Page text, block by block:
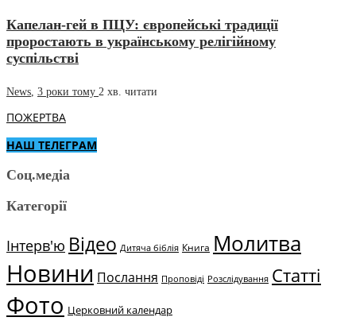
Капелан-гей в ПЦУ: європейські традиції
проростають в українському релігійному
суспільстві
News 3 роки тому 2 хв. читати
ПОЖЕРТВА
НАШ ТЕЛЕГРАМ
Соц.медіа
Категорії
Інтерв'ю Відео Дитяча біблія Книга Молитва
Новини Послання Проповіді Розслідування Статті
Фото Церковний календар